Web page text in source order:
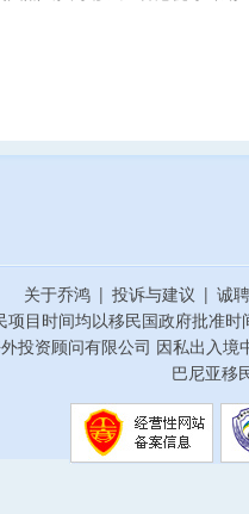
关于乔鸿 | 投诉与建议 | 诚
项目时间均以移民国政府批准
投资顾问有限公司 因私出入
巴尼亚移